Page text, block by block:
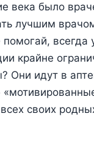
века было
лучшим
крайне
идут в
своих